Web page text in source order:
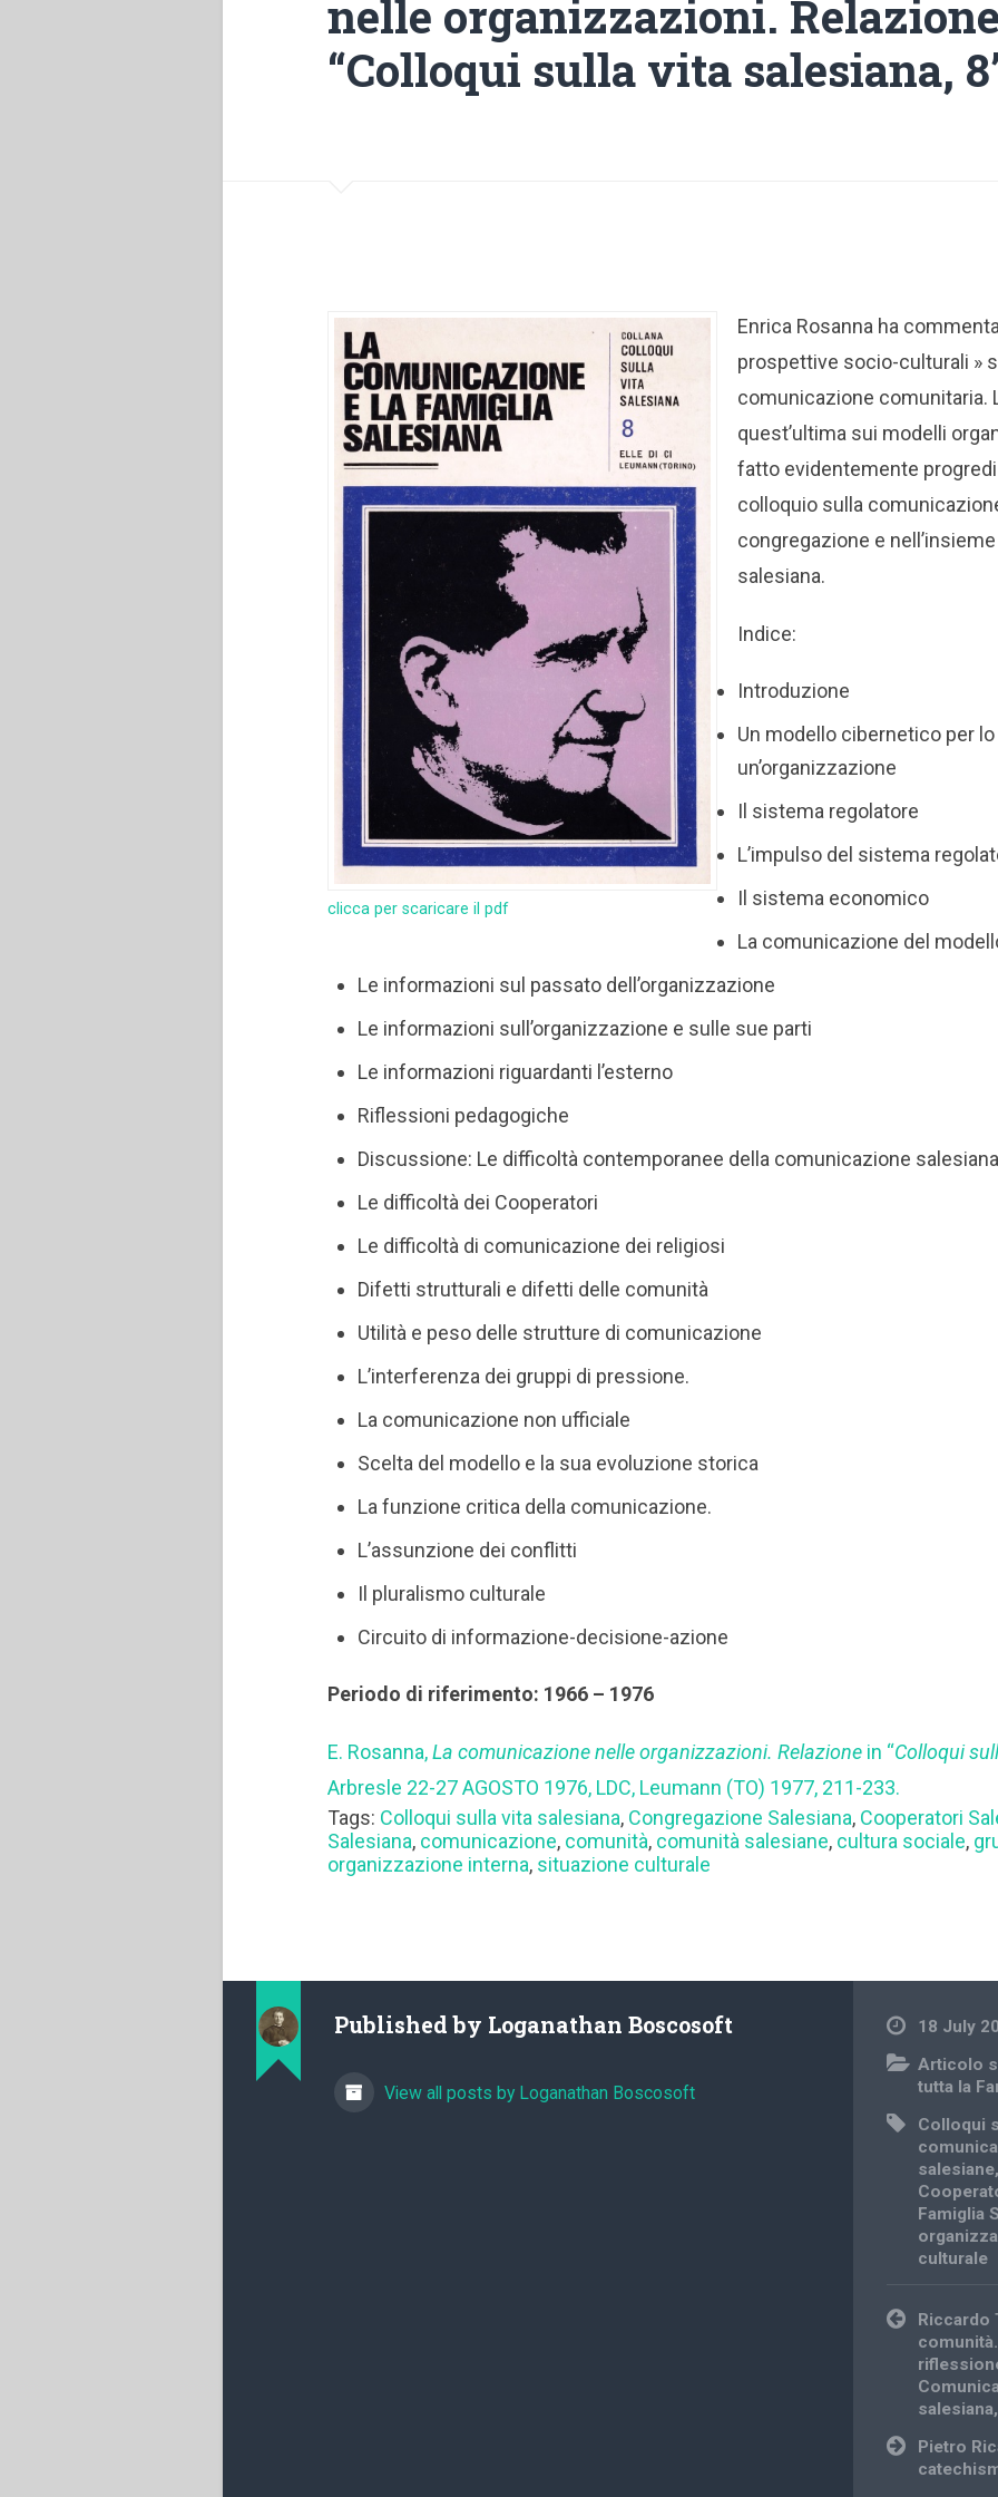
nelle organizzazioni.
“Colloqui sulla vita salesiana,
clicca per scaricare il pdf
Enrica Rosanna ha
prospettive socio-culturali »
comunicazione comunitaria.
quest’ultima sui modelli
fatto evidentemente
colloquio sulla
congregazione e
salesiana.
Indice:
Introduzione
Un modello cibernetico per
un’organizzazione
Il sistema regolatore
L’impulso del sistema
Il sistema economico
La comunicazione del
Le informazioni sul passato dell’organizzazione
Le informazioni sull’organizzazione e sulle sue parti
Le informazioni riguardanti l’esterno
Riflessioni pedagogiche
Discussione: Le difficoltà contemporanee della comunicazione
Le difficoltà dei Cooperatori
Le difficoltà di comunicazione dei religiosi
Difetti strutturali e difetti delle comunità
Utilità e peso delle strutture di comunicazione
L’interferenza dei gruppi di pressione.
La comunicazione non ufficiale
Scelta del modello e la sua evoluzione storica
La funzione critica della comunicazione.
L’assunzione dei conflitti
Il pluralismo culturale
Circuito di informazione-decisione-azione
Periodo di riferimento: 1966 – 1976
E. Rosanna,La comunicazione nelle organizzazioni. Relazione in “Colloqui
Arbresle 22-27 AGOSTO 1976, LDC, Leumann (TO) 1977, 211-233.
Tags: Colloqui sulla vita salesiana, Congregazione Salesiana, Cooperatori
Salesiana, comunicazione, comunità, comunità salesiane, cultura sociale,
organizzazione interna, situazione culturale
Published by Loganathan Boscosoft
View all posts by Loganathan Boscosoft
18 July
Articolo
tutta la
Colloqui
salesiane
Famiglia
culturale
Post
navigation
Riccardo
Pietro